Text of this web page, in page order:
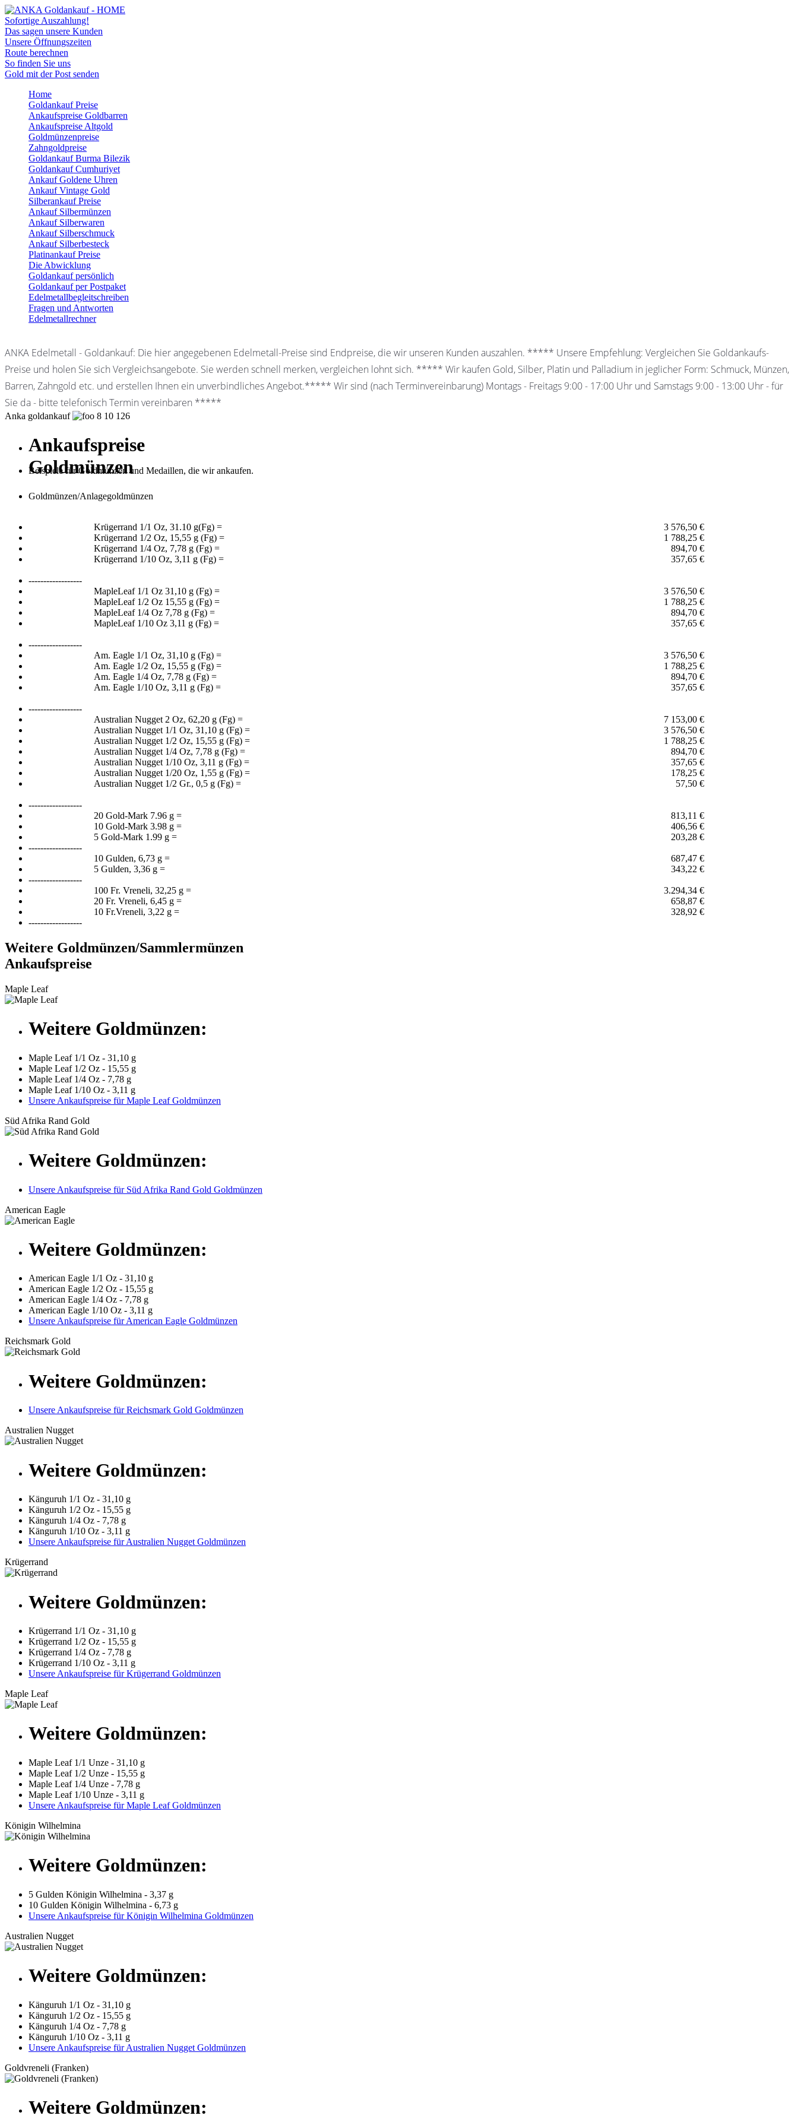
Sofortige Auszahlung!
Das sagen unsere Kunden
Unsere Öffnungszeiten
Route berechnen
So finden Sie uns
Gold mit der Post senden
Home
Goldankauf Preise
Ankaufspreise Goldbarren
Ankaufspreise Altgold
Goldmünzenpreise
Zahngoldpreise
Goldankauf Burma Bilezik
Goldankauf Cumhuriyet
Ankauf Goldene Uhren
Ankauf Vintage Gold
Silberankauf Preise
Ankauf Silbermünzen
Ankauf Silberwaren
Ankauf Silberschmuck
Ankauf Silberbesteck
Platinankauf Preise
Die Abwicklung
Goldankauf persönlich
Goldankauf per Postpaket
Edelmetallbegleitschreiben
Fragen und Antworten
Edelmetallrechner
ANKA Edelmetall - Goldankauf: Die hier angegebenen Edelmetall-Preise sind Endpreise, die wir unseren Kunden auszahlen. ***** Unsere Empfehlung: Vergleichen Sie Goldankaufs-
Preise und holen Sie sich Vergleichsangebote. Sie werden schnell merken, vergleichen lohnt sich. ***** Wir kaufen Gold, Silber, Platin und Palladium in jeglicher Form: Schmuck, Münzen,
Barren, Zahngold etc. und erstellen Ihnen ein unverbindliches Angebot.***** Wir sind (nach Terminvereinbarung) Montags - Freitags 9:00 - 17:00 Uhr und Samstags 9:00 - 13:00 Uhr - für
Sie da - bitte telefonisch Termin vereinbaren *****
Anka goldankauf 8 10 126
Ankaufspreise
Goldmünzen
Goldmünzen/Anlagegoldmünzen
Beispiele für Goldmünzen und Medaillen, die wir ankaufen.
Krügerrand 1/1 Oz, 31.10 g(Fg) =
3 576,50 €
Krügerrand 1/2 Oz, 15,55 g (Fg) =
1 788,25 €
Krügerrand 1/4 Oz, 7,78 g (Fg) =
894,70 €
Krügerrand 1/10 Oz, 3,11 g (Fg) =
357,65 €
------------------
MapleLeaf 1/1 Oz 31,10 g (Fg) =
3 576,50 €
MapleLeaf 1/2 Oz 15,55 g (Fg) =
1 788,25 €
MapleLeaf 1/4 Oz 7,78 g (Fg) =
894,70 €
MapleLeaf 1/10 Oz 3,11 g (Fg) =
357,65 €
------------------
Am. Eagle 1/1 Oz, 31,10 g (Fg) =
3 576,50 €
Am. Eagle 1/2 Oz, 15,55 g (Fg) =
1 788,25 €
Am. Eagle 1/4 Oz, 7,78 g (Fg) =
894,70 €
Am. Eagle 1/10 Oz, 3,11 g (Fg) =
357,65 €
------------------
Australian Nugget 2 Oz, 62,20 g (Fg) =
7 153,00 €
Australian Nugget 1/1 Oz, 31,10 g (Fg) =
3 576,50 €
Australian Nugget 1/2 Oz, 15,55 g (Fg) =
1 788,25 €
Australian Nugget 1/4 Oz, 7,78 g (Fg) =
894,70 €
Australian Nugget 1/10 Oz, 3,11 g (Fg) =
357,65 €
Australian Nugget 1/20 Oz, 1,55 g (Fg) =
178,25 €
Australian Nugget 1/2 Gr., 0,5 g (Fg) =
57,50 €
------------------
20 Gold-Mark 7.96 g =
813,11 €
10 Gold-Mark 3.98 g =
406,56 €
5 Gold-Mark 1.99 g =
203,28 €
------------------
10 Gulden, 6,73 g =
687,47 €
5 Gulden, 3,36 g =
343,22 €
------------------
100 Fr. Vreneli, 32,25 g =
3.294,34 €
20 Fr. Vreneli, 6,45 g =
658,87 €
10 Fr.Vreneli, 3,22 g =
328,92 €
------------------
Weitere Goldmünzen/Sammlermünzen
Ankaufspreise
Maple Leaf
Weitere Goldmünzen:
Maple Leaf 1/1 Oz - 31,10 g
Maple Leaf 1/2 Oz - 15,55 g
Maple Leaf 1/4 Oz - 7,78 g
Maple Leaf 1/10 Oz - 3,11 g
Unsere Ankaufspreise für Maple Leaf Goldmünzen
Süd Afrika Rand Gold
Weitere Goldmünzen:
Unsere Ankaufspreise für Süd Afrika Rand Gold Goldmünzen
American Eagle
Weitere Goldmünzen:
American Eagle 1/1 Oz - 31,10 g
American Eagle 1/2 Oz - 15,55 g
American Eagle 1/4 Oz - 7,78 g
American Eagle 1/10 Oz - 3,11 g
Unsere Ankaufspreise für American Eagle Goldmünzen
Reichsmark Gold
Weitere Goldmünzen:
Unsere Ankaufspreise für Reichsmark Gold Goldmünzen
Australien Nugget
Weitere Goldmünzen:
Känguruh 1/1 Oz - 31,10 g
Känguruh 1/2 Oz - 15,55 g
Känguruh 1/4 Oz - 7,78 g
Känguruh 1/10 Oz - 3,11 g
Unsere Ankaufspreise für Australien Nugget Goldmünzen
Krügerrand
Weitere Goldmünzen:
Krügerrand 1/1 Oz - 31,10 g
Krügerrand 1/2 Oz - 15,55 g
Krügerrand 1/4 Oz - 7,78 g
Krügerrand 1/10 Oz - 3,11 g
Unsere Ankaufspreise für Krügerrand Goldmünzen
Maple Leaf
Weitere Goldmünzen:
Maple Leaf 1/1 Unze - 31,10 g
Maple Leaf 1/2 Unze - 15,55 g
Maple Leaf 1/4 Unze - 7,78 g
Maple Leaf 1/10 Unze - 3,11 g
Unsere Ankaufspreise für Maple Leaf Goldmünzen
Königin Wilhelmina
Weitere Goldmünzen:
5 Gulden Königin Wilhelmina - 3,37 g
10 Gulden Königin Wilhelmina - 6,73 g
Unsere Ankaufspreise für Königin Wilhelmina Goldmünzen
Australien Nugget
Weitere Goldmünzen:
Känguruh 1/1 Oz - 31,10 g
Känguruh 1/2 Oz - 15,55 g
Känguruh 1/4 Oz - 7,78 g
Känguruh 1/10 Oz - 3,11 g
Unsere Ankaufspreise für Australien Nugget Goldmünzen
Goldvreneli (Franken)
Weitere Goldmünzen: